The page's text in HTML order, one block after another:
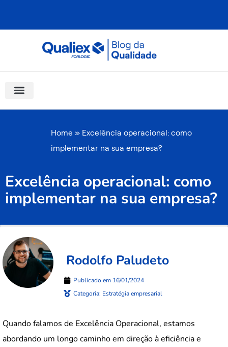
Home » Excelência operacional: como
implementar na sua empresa?
Excelência operacional: como
implementar na sua empresa?
Rodolfo Paludeto
Publicado em 16/01/2024
Categoria: Estratégia empresarial
Quando falamos de Excelência Operacional, estamos
abordando um longo caminho em direção à eficiência e